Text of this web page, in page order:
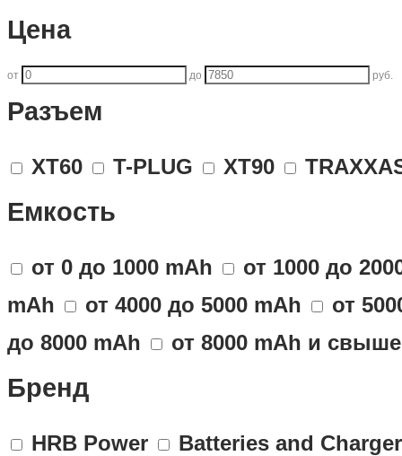
Цена
от до руб.
Разъем
XT60 T-PLUG XT90
Емкость
от 0 до 1000 mAh
от 1000 до
mAh
от 4000 до 5000 mAh
от
до 8000 mAh
от 8000 mAh и свыше
Бренд
HRB Power
Batteries and